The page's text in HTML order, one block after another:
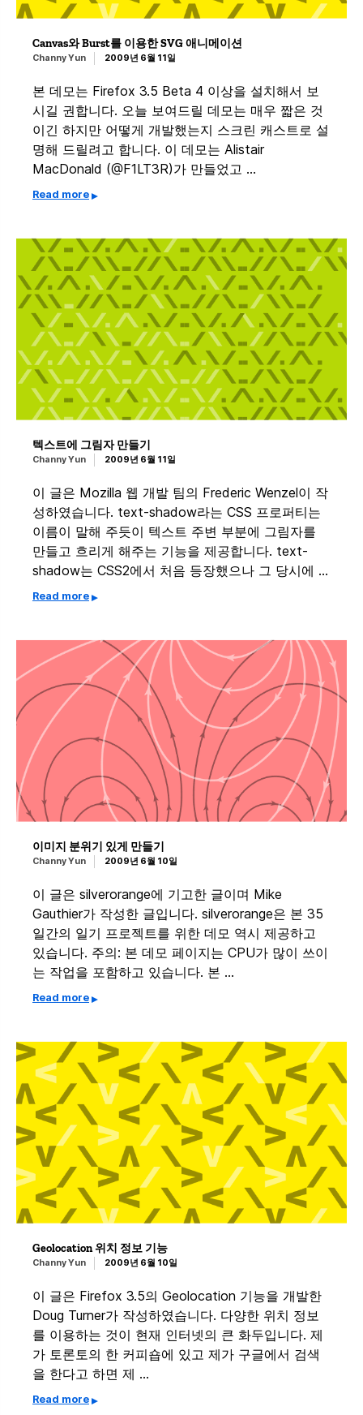
Canvas와 Burst를 이용한 SVG 애니메이션
Channy Yun 2009년 6월 11일
본 데모는 Firefox 3.5 Beta 4 이상을 설치해서 보
시길 권합니다. 오늘 보여드릴 데모는 매우 짧은 것
이긴 하지만 어떻게 개발했는지 스크린 캐스트로 설
명해 드릴려고 합니다. 이 데모는 Alistair
MacDonald (@F1LT3R)가 만들었고 …
Read more
텍스트에 그림자 만들기
Channy Yun 2009년 6월 11일
이 글은 Mozilla 웹 개발 팀의 Frederic Wenzel이 작
성하였습니다. text-shadow라는 CSS 프로퍼티는
이름이 말해 주듯이 텍스트 주변 부분에 그림자를
만들고 흐리게 해주는 기능을 제공합니다. text-
shadow는 CSS2에서 처음 등장했으나 그 당시에 …
Read more
이미지 분위기 있게 만들기
Channy Yun 2009년 6월 10일
이 글은 silverorange에 기고한 글이며 Mike
Gauthier가 작성한 글입니다. silverorange은 본 35
일간의 일기 프로젝트를 위한 데모 역시 제공하고
있습니다. 주의: 본 데모 페이지는 CPU가 많이 쓰이
는 작업을 포함하고 있습니다. 본 …
Read more
Geolocation 위치 정보 기능
Channy Yun 2009년 6월 10일
이 글은 Firefox 3.5의 Geolocation 기능을 개발한
Doug Turner가 작성하였습니다. 다양한 위치 정보
를 이용하는 것이 현재 인터넷의 큰 화두입니다. 제
가 토론토의 한 커피숍에 있고 제가 구글에서 검색
을 한다고 하면 제 …
Read more